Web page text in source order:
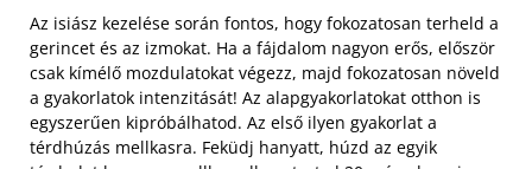
Az isiász kezelése során fontos, hogy fokozatosan terheld a
gerincet és az izmokat. Ha a fájdalom nagyon erős, először
csak kímélő mozdulatokat végezz, majd fokozatosan növeld
a gyakorlatok intenzitását! Az alapgyakorlatokat otthon is
egyszerűen kipróbálhatod. Az első ilyen gyakorlat a
térdhúzás mellkasra. Feküdj hanyatt, húzd az egyik